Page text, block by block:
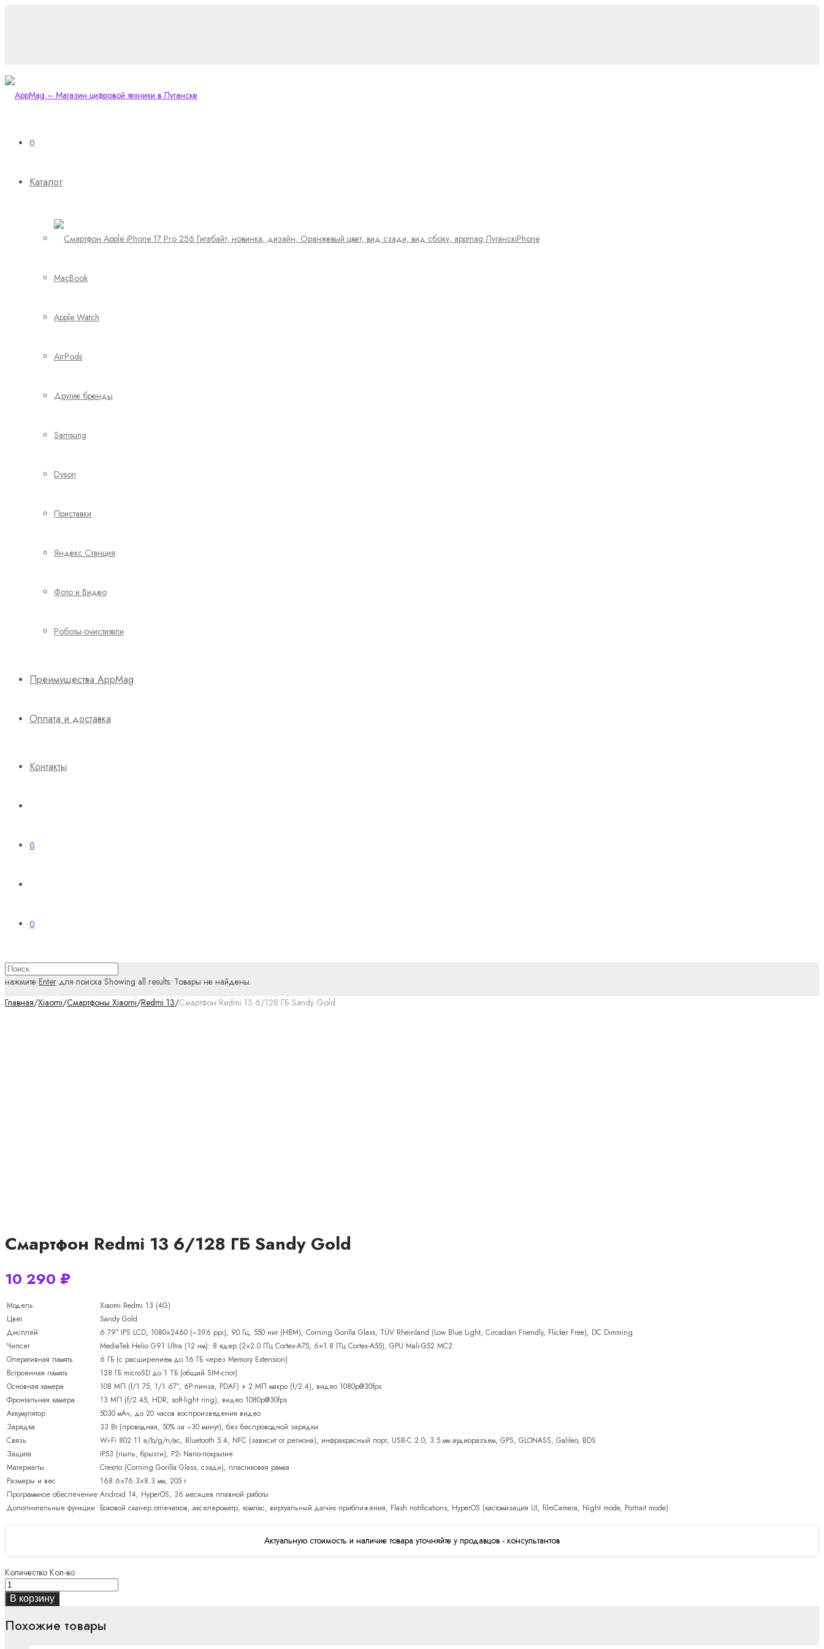
0
Каталог
iPhone
MacBook
Apple Watch
AirPods
Другие бренды
Samsung
Dyson
Приставки
Яндекс Станция
Фото и Видео
Роботы-очистители
Преимущества AppMag
Оплата и доставка
Контакты
0
0
нажмите Enter для поиска Showing all results: Товары не найдены.
Главная/Xiaomi/Смартфоны Xiaomi/Redmi 13/Смартфон Redmi 13 6/128 ГБ Sandy Gold
Смартфон Redmi 13 6/128 ГБ Sandy Gold
10 290 ₽
Модель
Xiaomi Redmi 13 (4G)
Цвет
Sandy Gold
Дисплей
6.79″ IPS LCD, 1080×2460 (~396 ppi), 90 Гц, 550 нит (HBM), Corning Gorilla Glass, TÜV Rheinland (Low Blue Light, Circadian Friendly, Flicker Free), DC Dimming
Чипсет
MediaTek Helio G91 Ultra (12 нм): 8 ядер (2×2.0 ГГц Cortex-A75, 6×1.8 ГГц Cortex-A55), GPU Mali-G52 MC2
Оперативная память
6 ГБ (с расширением до 16 ГБ через Memory Extension)
Встроенная память
128 ГБ microSD до 1 ТБ (общий SIM-слот)
Основная камера
108 МП (f/1.75, 1/1.67″, 6P-линза, PDAF) + 2 МП макро (f/2.4), видео 1080p@30fps
Фронтальная камера
13 МП (f/2.45, HDR, soft-light ring), видео 1080p@30fps
Аккумулятор
5030 мАч, до 20 часов воспроизведения видео
Зарядка
33 Вт (проводная, 50% за ~30 минут), без беспроводной зарядки
Связь
Wi-Fi 802.11 a/b/g/n/ac, Bluetooth 5.4, NFC (зависит от региона), инфракрасный порт, USB-C 2.0, 3.5 мм аудиоразъем, GPS, GLONASS, Galileo, BDS
Защита
IP53 (пыль, брызги), P2i Nano-покрытие
Материалы
Стекло (Corning Gorilla Glass, сзади), пластиковая рамка
Размеры и вес
168.6×76.3×8.3 мм, 205 г
Программное обеспечение Android 14, HyperOS, 36 месяцев плавной работы
Дополнительные функции Боковой сканер отпечатков, акселерометр, компас, виртуальный датчик приближения, Flash notifications, HyperOS (кастомизация UI, filmCamera, Night mode, Portrait mode)
Актуальную стоимость и наличие товара уточняйте у продавцов - консультантов
Количество Кол-во
В корзину
Похожие товары